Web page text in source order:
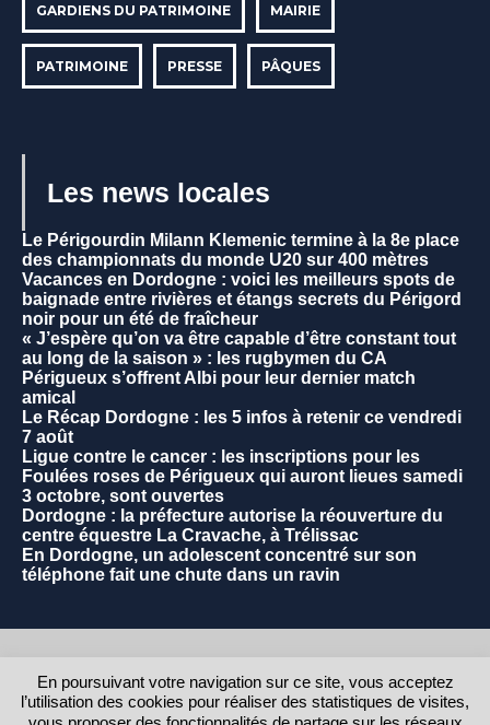
GARDIENS DU PATRIMOINE MAIRIE
PATRIMOINE PRESSE PÂQUES
Les news locales
Le Périgourdin Milann Klemenic termine à la 8e place
des championnats du monde U20 sur 400 mètres
Vacances en Dordogne : voici les meilleurs spots de
baignade entre rivières et étangs secrets du Périgord
noir pour un été de fraîcheur
« J’espère qu’on va être capable d’être constant tout
au long de la saison » : les rugbymen du CA
Périgueux s’offrent Albi pour leur dernier match
amical
Le Récap Dordogne : les 5 infos à retenir ce vendredi
7 août
Ligue contre le cancer : les inscriptions pour les
Foulées roses de Périgueux qui auront lieues samedi
3 octobre, sont ouvertes
Dordogne : la préfecture autorise la réouverture du
centre équestre La Cravache, à Trélissac
En Dordogne, un adolescent concentré sur son
téléphone fait une chute dans un ravin
RETOUR AU HAUT DE LA PAGE
En poursuivant votre navigation sur ce site, vous acceptez
l’utilisation des cookies pour réaliser des statistiques de visites,